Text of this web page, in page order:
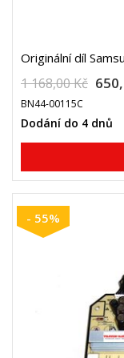
Originální díl
1 168,00 Kč
BN44-00115C
Dodání do 4 dnů
- 55%